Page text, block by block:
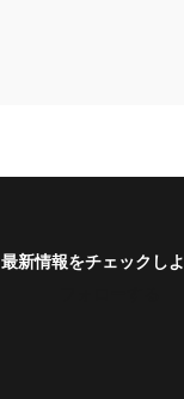
最新情報をチェックしよ